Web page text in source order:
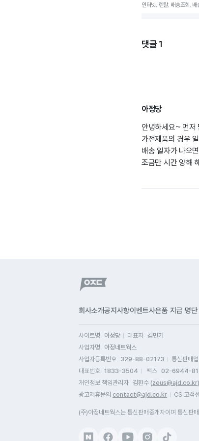
인터넷, 렌탈, 배송조회,
댓글 1
아정당
안녕하세요~ 먼저
가전제품의 경우
배송 일자가 나오
조금만 시간 양해
회사소개공지사항이벤트사은품 지급 명단
사이트명 아정당 대표자 김민기
사업자명
아정네트웍스
사업자등록번호 329-88-02173 통신판매업
대표번호 1833-3504 팩스 02-6944-
개인정보 책임관리자 김환수 (zeus@ajd.co.kr)
광고제휴문의 contact@ajd.co.kr CS 고객
(주)아정네트웍스는 통신판매중개자이며 통신판